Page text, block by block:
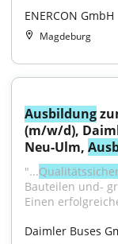
ENERCON GmbH
Magdeburg
Ausbildung
(m/w/d),
Neu-Ulm,
"...
Bauteilen und-
Einen
Daimler Buses